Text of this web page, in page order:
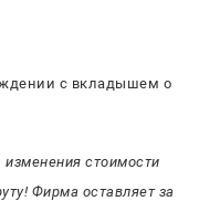
с вкладышем о
изменения стоимости
Фирма оставляет за